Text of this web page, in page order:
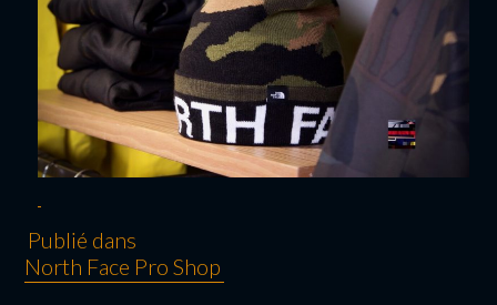
Publié dans
North Face Pro Shop